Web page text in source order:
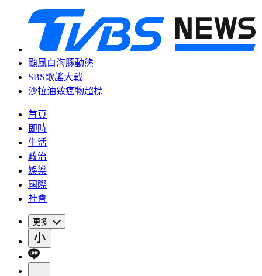
颱風白海豚動態
SBS歌謠大戰
沙拉油致癌物超標
首頁
即時
生活
政治
娛樂
國際
社會
更多